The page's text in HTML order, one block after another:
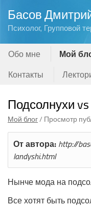
Басов
Психолог, Групповой
Обо мне Мой
Контакты
Подсолнухи
Мой блог/ Просмотр
От автора: http://
landyshi.html
Нынче мода на
Все хотят быть